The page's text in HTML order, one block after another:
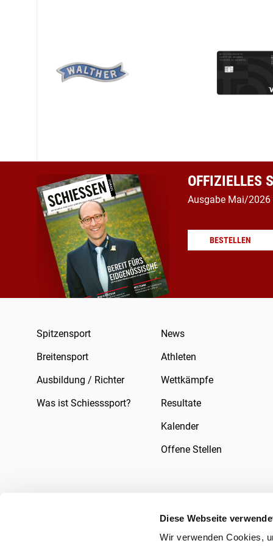
Diese Webseite
Wir verwenden Cookies,
OFFIZIELLES
Ausgabe Mai/2026
BESTELLEN
Spitzensport
Breitensport
Ausbildung / Richter
Was ist Schiesssport?
News
Athleten
Wettkämpfe
Resultate
Kalender
Offene Stellen